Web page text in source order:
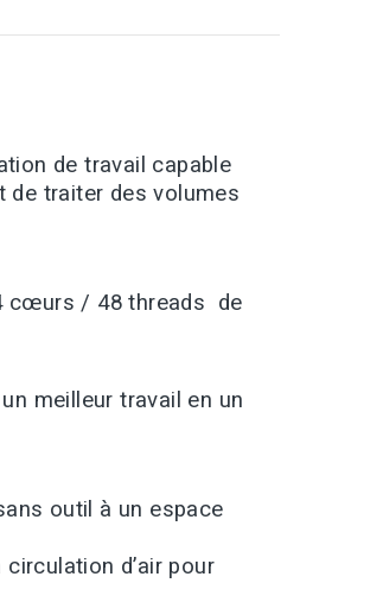
de travail capable
de traiter des volumes
cœurs / 48 threads de
meilleur travail en un
outil à un espace
d’air pour